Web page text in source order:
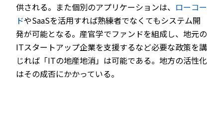
供される。また個別のアプリケーションは、 ローコー
ドやSaaSを活用すれば熟練者でなくてもシステム開
発が可能となる。産官学でファンドを組成し、地元の
ITスタートアップ企業を支援するなど必要な政策を講
じれば「ITの地産地消」は可能である。地方の活性化
はその成否にかかっている。